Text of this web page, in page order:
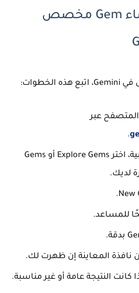
خطوات إنشاء Gem مخصص
، اتبع هذه الخطوات:
.
اختر Explore Gems أو Gems
لديك.
New
.
للمساعد.
المعاينة إن ظهرت لك.
كانت النتيجة عامة أو غير مناسبة.